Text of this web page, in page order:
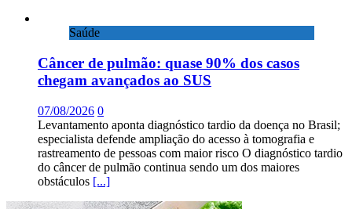
Saúde
Câncer de pulmão: quase 90% dos casos
chegam avançados ao SUS
07/08/2026 0
Levantamento aponta diagnóstico tardio da doença no Brasil;
especialista defende ampliação do acesso à tomografia e
rastreamento de pessoas com maior risco O diagnóstico tardio
do câncer de pulmão continua sendo um dos maiores
obstáculos [...]